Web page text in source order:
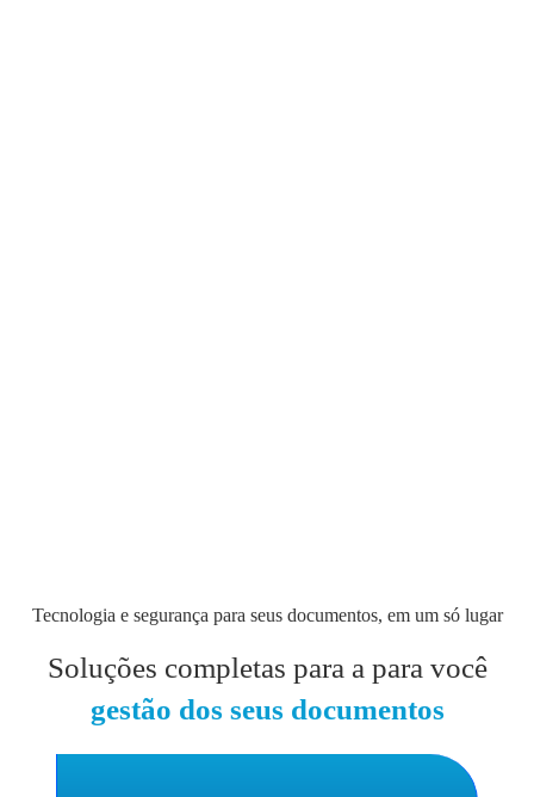
Tecnologia e segurança para seus documentos, em um só lugar
Soluções completas para a para você
gestão dos seus documentos